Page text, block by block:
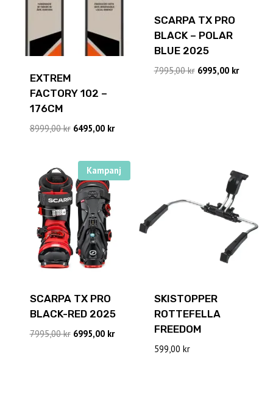
EXTREM
FACTORY 102 –
176CM
8999,00kr Det
8999,00 kr.
6495,00 krDet
är:
6495,00 kr.
SCARPA TX PRO
BLACK – POLAR
BLUE 2025
7995,00kr Det
6995,00 krDet
Kampanj
SCARPA TX PRO
BLACK-RED 2025
7995,00kr Det
6995,00 krDet
SKISTOPPER
ROTTEFELLA
FREEDOM
599,00 kr